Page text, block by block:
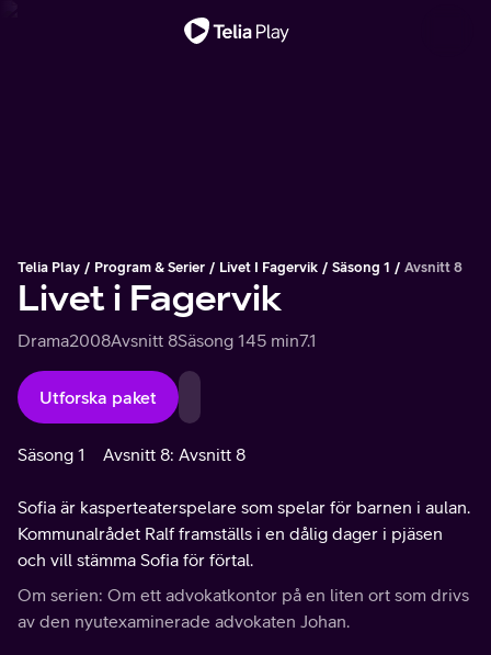
Telia Play Program & Serier Livet I Fagervik Säsong 1 Avsnitt 8
Livet i Fagervik
Drama2008Avsnitt 8Säsong 145 min7.1
Utforska paket
Säsong 1 Avsnitt 8: Avsnitt 8
Sofia är kasperteaterspelare som spelar för barnen i aulan.
Kommunalrådet Ralf framställs i en dålig dager i pjäsen
och vill stämma Sofia för förtal.
Om serien: Om ett advokatkontor på en liten ort som drivs
av den nyutexaminerade advokaten Johan.